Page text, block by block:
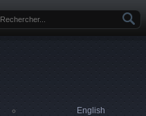
Formulaire de
English